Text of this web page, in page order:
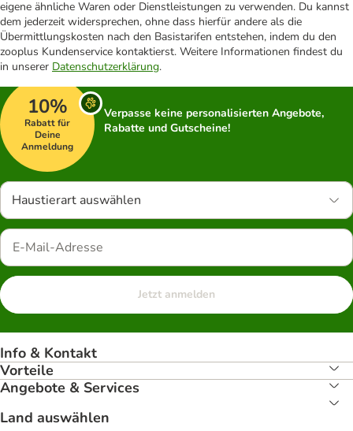
eigene ähnliche Waren oder Dienstleistungen zu verwenden. Du kannst
dem jederzeit widersprechen, ohne dass hierfür andere als die
Übermittlungskosten nach den Basistarifen entstehen, indem du den
zooplus Kundenservice kontaktierst. Weitere Informationen findest du
in unserer Datenschutzerklärung.
10%
Rabatt für
Deine
Anmeldung
Verpasse keine personalisierten Angebote,
Rabatte und Gutscheine!
Haustierart auswählen
Jetzt anmelden
Info & Kontakt
Vorteile
Angebote & Services
Land auswählen